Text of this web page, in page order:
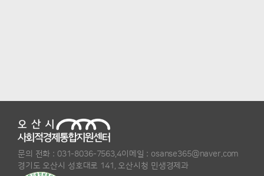
문의 전화 : 031-8036-7563,4이메일 : osanse365@naver.com
경기도 오산시 성호대로 141, 오산시청 민생경제과